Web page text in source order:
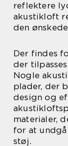
reflektere
akustikloft
den
Der findes
der
Nogle
plader, der
design og
materialer,
for at
støj.